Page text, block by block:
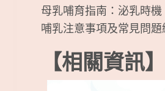
母乳哺育指南：泌乳時
哺乳注意事項及常見問
【相關資訊】